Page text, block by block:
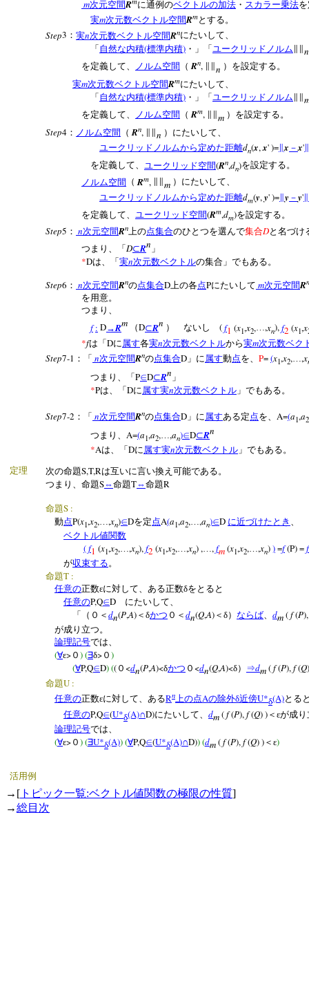
m次元空間R に通例のベクトルの加法 ・ スカラー乗法
実m次元数ベクトル空間Rmとする。
Step3 ： 実n次元数ベクトル空間Rnにたいして、
「 自然な内積(標準内積) ・」「 ユークリッドノルム n
を定義して、 ノルム空間 （ Rn, n ）を設定する。
実m次元数ベクトル空間Rmにたいして、
「 自然な内積(標準内積) ・」「 ユークリッドノルム
を定義して、 ノルム空間 （ Rm, m ）を設定する。
Step4 ： ノルム空間 （ Rn, n ）にたいして、
ユークリッドノルムから定めた距離dn(x,x' )= ∥x －x'
を定義して、 ユークリッド空間(Rn,dn)を設定する。
ノルム空間 （ Rm, m ）にたいして、
ユークリッドノルムから定めた距離dm(y,y' )=∥y － y'∥
を定義して、 ユークリッド空間(Rm,dm)を設定する。
Step5 ： n次元空間Rn上の点集合のひとつを選んで集合Dと名づけ
つまり、「 D⊂Rn 」
*Dは、「 実n次元数ベクトルの集合」でもある。
Step6 ： n次元空間Rnの点集合D上の各点Pにたいして m次元空間R
を用意。
つまり、
f : D→Rm （D⊂Rn ） ないし (f1 (x1,x2,…,xn),f2 (x1,x
*fは「 Dに 属す各実n次元数ベクトルから実m次元数ベク
Step7-1 ：「 n次元空間Rnの点集合D 」に属す動点を、 P=(x1,x2,…,x
つまり、「 P∈D⊂Rn 」
*Pは、「 Dに属す実n次元数ベクトル 」でもある。
Step7-2 ：「 n次元空間Rnの点集合D 」に属すある定点を、 A=(a1,a2
つまり、 A=(a1,a2,…,an)∈D⊂Rn
*Aは、「 Dに 属す実n次元数ベクトル 」でもある。
定理 次の命題S,T,Rは互いに言い換え可能である。
つまり、命題S ⇔ 命題T ⇔ 命題R
命題S :
動点P(x1,x2,…,xn)∈Dを定点A(a1,a2,…,an)∈D に近づけたとき 、
ベクトル値関数
(f1 (x1,x2, ,xn), f2 (x1,x2, ,xn) , , fm(x1,x2, ,xn))=f(P) =f
が収束する 。
命題T :
任意の正数εに対して、ある正数δをとると
任意のP,Q∈D にたいして、
「（０＜ dn(P,A) ＜δかつ ０＜ dn(Q,A) ＜δ） ならば dm(f(P
が成り立つ。
論理記号では、
(∀ε> ０ ) (∃δ> ０ )
(∀P,Q∈D) (( ０ <dn(P,A)<δかつ ０ <dn(Q,A)<δ） ⇒dm(f(P),f(Q
命題U :
任意の正数εに対して、あるRn上の点Aの除外δ近傍U*δ(A)とる
任意のP,Q∈(U*δ(A)∩D)にたいして、 dm(f(P),f(Q) ) ＜εが成
論理記号では、
(∀ε> ０ ) (∃U*δ(A))(∀P,Q∈(U*δ(A)∩D)) (dm(f(P),f(Q) ) ＜ε)
活用例
→[ トピック一覧:ベクトル値関数の極限の性質]
→総目次